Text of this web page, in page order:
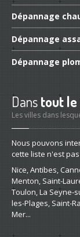
Dépannage
Dépannage
Dépannage
Danstout le
Les villes dans
Nous pouvons
cette liste n'est
Nice, Antibes,
Menton, Saint-
Toulon, La Seyne-
les-Plages, Saint-
Mer...